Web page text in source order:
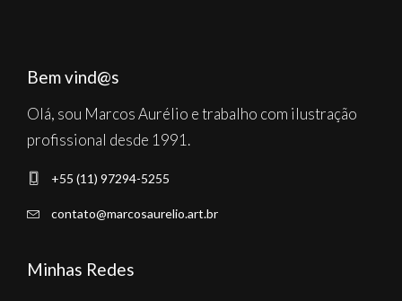
Bem vind@s
Olá, sou Marcos Aurélio e trabalho com ilustração
profissional desde 1991.
+55 (11) 97294-5255
contato@marcosaurelio.art.br
Minhas Redes